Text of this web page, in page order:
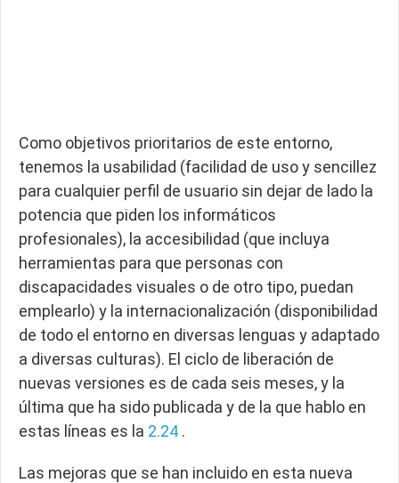
Como objetivos prioritarios de este entorno,
tenemos la usabilidad (facilidad de uso y sencillez
para cualquier perfil de usuario sin dejar de lado la
potencia que piden los informáticos
profesionales), la accesibilidad (que incluya
herramientas para que personas con
discapacidades visuales o de otro tipo, puedan
emplearlo) y la internacionalización (disponibilidad
de todo el entorno en diversas lenguas y adaptado
a diversas culturas). El ciclo de liberación de
nuevas versiones es de cada seis meses, y la
última que ha sido publicada y de la que hablo en
estas líneas es la 2.24 .
Las mejoras que se han incluido en esta nueva